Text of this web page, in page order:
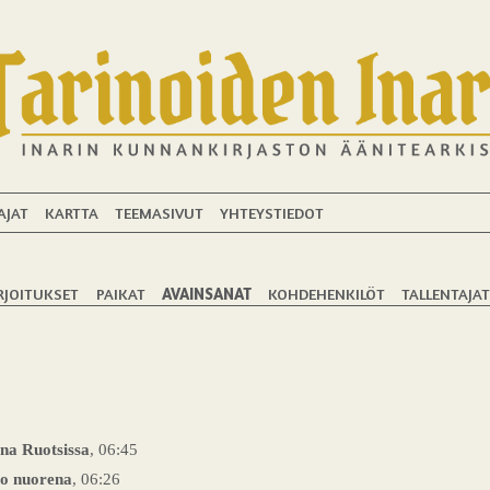
KARTTA TEEMASIVUT YHTEYSTIEDOT
PAIKAT AVAINSANAT KOHDEHENKILÖT TALLENTAJAT
Ruotsissa, 06:45
nuorena, 06:26